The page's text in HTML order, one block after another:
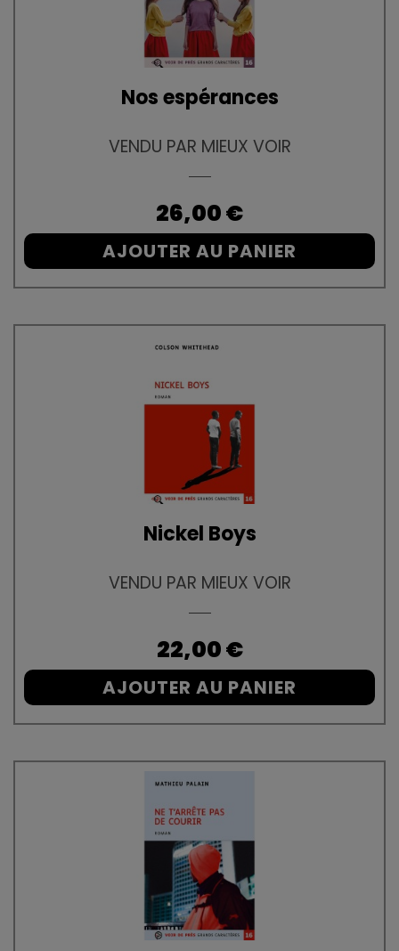
Nos espérances
VENDU PAR MIEUX VOIR
Prix
26,00 €
AJOUTER AU PANIER
Nickel Boys
VENDU PAR MIEUX VOIR
Prix
22,00 €
AJOUTER AU PANIER